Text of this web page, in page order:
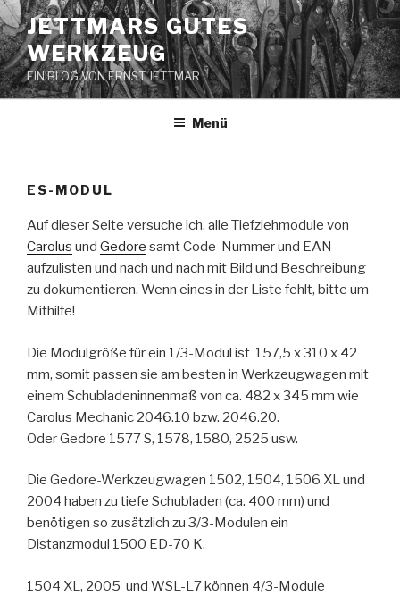
Zum
Inhalt
springen
JETTMARS GUTES
WERKZEUG
EIN BLOG VON ERNST JETTMAR
Menü
ES-MODUL
Auf dieser Seite versuche ich, alle Tiefziehmodule von
Carolus und Gedore samt Code-Nummer und EAN
aufzulisten und nach und nach mit Bild und Beschreibung
zu dokumentieren. Wenn eines in der Liste fehlt, bitte um
Mithilfe!
Die Modulgröße für ein 1/3-Modul ist 157,5 x 310 x 42
mm, somit passen sie am besten in Werkzeugwagen mit
einem Schubladeninnenmaß von ca. 482 x 345 mm wie
Carolus Mechanic 2046.10 bzw. 2046.20.
Oder Gedore 1577 S, 1578, 1580, 2525 usw.
Die Gedore-Werkzeugwagen 1502, 1504, 1506 XL und
2004 haben zu tiefe Schubladen (ca. 400 mm) und
benötigen so zusätzlich zu 3/3-Modulen ein
Distanzmodul 1500 ED-70 K.
1504 XL, 2005 und WSL-L7 können 4/3-Module